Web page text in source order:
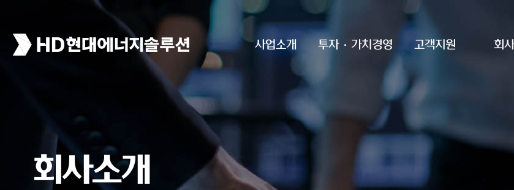
사업소개 투자·가치경영 고객지원 회
회사소개